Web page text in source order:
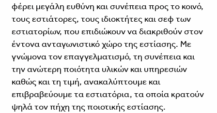
φέρει μεγάλη ευθύνη και συνέπεια προς το κοινό,
τους εστιάτορες, τους ιδιοκτήτες και σεφ των
εστιατορίων, που επιδιώκουν να διακριθούν στον
έντονα ανταγωνιστικό χώρο της εστίασης. Με
γνώμονα τον επαγγελματισμό, τη συνέπεια και
την ανώτερη ποιότητα υλικών και υπηρεσιών
καθώς και τη τιμή, ανακαλύπτουμε και
επιβραβεύουμε τα εστιατόρια, τα οποία κρατούν
ψηλά τον πήχη της ποιοτικής εστίασης.